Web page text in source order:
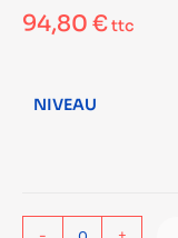
94,80 €ttc
NIVEAU